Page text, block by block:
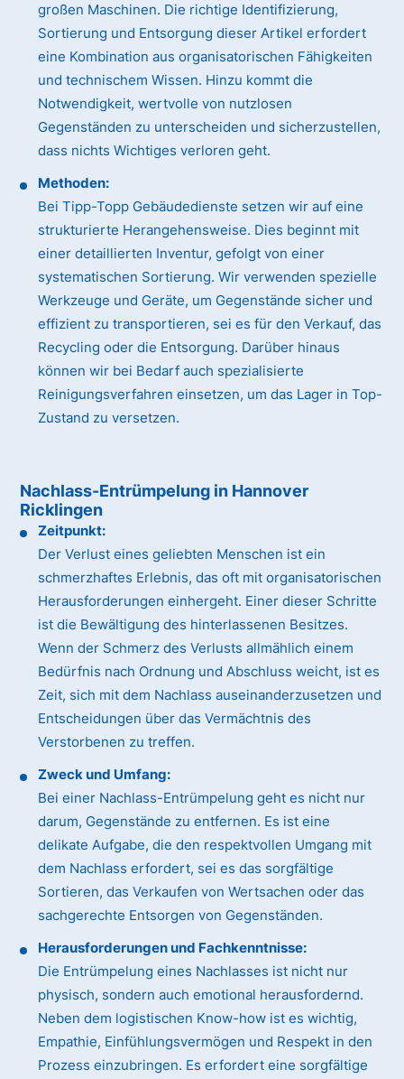
großen Maschinen. Die richtige Identifizierung,
Sortierung und Entsorgung dieser Artikel erfordert
eine Kombination aus organisatorischen Fähigkeiten
und technischem Wissen. Hinzu kommt die
Notwendigkeit, wertvolle von nutzlosen
Gegenständen zu unterscheiden und sicherzustellen,
dass nichts Wichtiges verloren geht.
Methoden:
Bei Tipp-Topp Gebäudedienste setzen wir auf eine
strukturierte Herangehensweise. Dies beginnt mit
einer detaillierten Inventur, gefolgt von einer
systematischen Sortierung. Wir verwenden spezielle
Werkzeuge und Geräte, um Gegenstände sicher und
effizient zu transportieren, sei es für den Verkauf, das
Recycling oder die Entsorgung. Darüber hinaus
können wir bei Bedarf auch spezialisierte
Reinigungsverfahren einsetzen, um das Lager in Top-
Zustand zu versetzen.
Nachlass-Entrümpelung in Hannover
Ricklingen
Zeitpunkt:
Der Verlust eines geliebten Menschen ist ein
schmerzhaftes Erlebnis, das oft mit organisatorischen
Herausforderungen einhergeht. Einer dieser Schritte
ist die Bewältigung des hinterlassenen Besitzes.
Wenn der Schmerz des Verlusts allmählich einem
Bedürfnis nach Ordnung und Abschluss weicht, ist es
Zeit, sich mit dem Nachlass auseinanderzusetzen und
Entscheidungen über das Vermächtnis des
Verstorbenen zu treffen.
Zweck und Umfang:
Bei einer Nachlass-Entrümpelung geht es nicht nur
darum, Gegenstände zu entfernen. Es ist eine
delikate Aufgabe, die den respektvollen Umgang mit
dem Nachlass erfordert, sei es das sorgfältige
Sortieren, das Verkaufen von Wertsachen oder das
sachgerechte Entsorgen von Gegenständen.
Herausforderungen und Fachkenntnisse:
Die Entrümpelung eines Nachlasses ist nicht nur
physisch, sondern auch emotional herausfordernd.
Neben dem logistischen Know-how ist es wichtig,
Empathie, Einfühlungsvermögen und Respekt in den
Prozess einzubringen. Es erfordert eine sorgfältige